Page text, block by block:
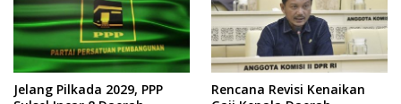
Jelang Pilkada 2029, PPP
Rencana Revisi Kenaikan